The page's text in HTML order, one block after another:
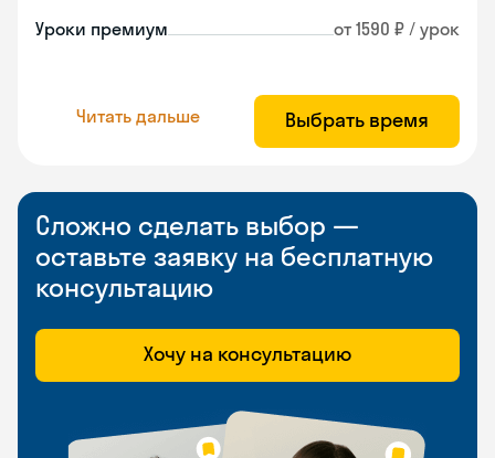
Уроки премиум от 1590 ₽ / урок
Читать дальше Выбрать время
Сложно сделать выбор —
оставьте заявку на бесплатную
консультацию
Хочу на консультацию